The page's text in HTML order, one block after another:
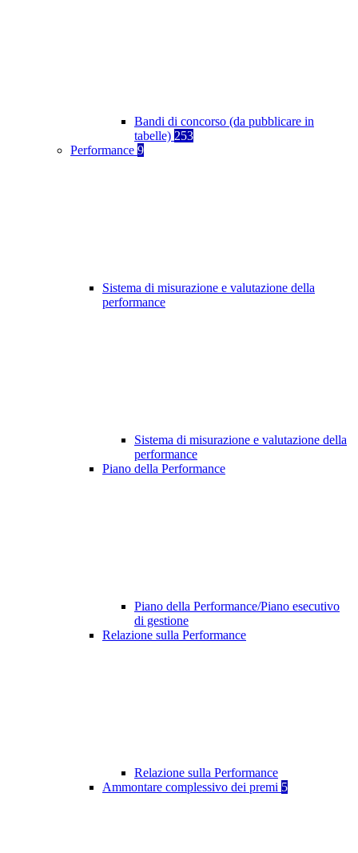
Bandi di concorso (da pubblicare in
tabelle) 253
Performance 9
Sistema di misurazione e valutazione della
performance
Sistema di misurazione e valutazione della
performance
Piano della Performance
Piano della Performance/Piano esecutivo
di gestione
Relazione sulla Performance
Relazione sulla Performance
Ammontare complessivo dei premi 5